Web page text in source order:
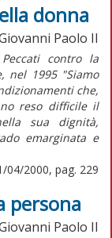
donna
Paolo II
contro la
nel 1995 "Siamo
che,
reso difficile il
sua dignità,
emarginata e
2000, pag. 229
persona
Paolo II